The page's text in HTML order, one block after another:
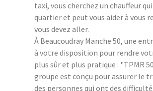
taxi, vous cherchez un chauffeur
quartier et peut vous aider à vous
vous devez aller.
À Beaucoudray Manche 50, une
à votre disposition pour rendre
plus sûr et plus pratique : "TPMR
groupe est conçu pour assurer le
des personnes qui ont des